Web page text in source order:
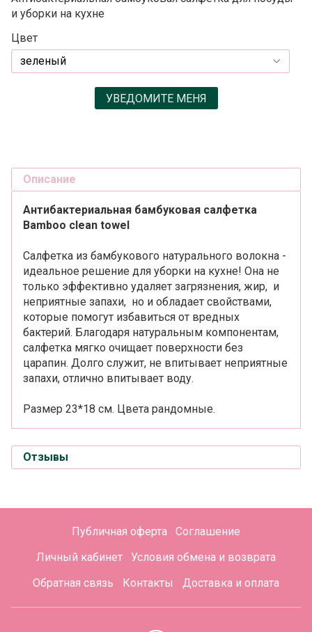
и уборки на кухне
Цвет
УВЕДОМИТЕ МЕНЯ
Описание
Антибактериальная бамбуковая салфетка
Bamboo clean towel
Салфетка из бамбукового натурального волокна -
идеальное решение для уборки на кухне! Она не
только эффективно удаляет загрязнения, жир, и
неприятные запахи, но и обладает свойствами,
которые помогут избавиться от вредных
бактерий. Благодаря натуральным компонентам,
салфетка мягко очищает поверхности без
царапин. Долго служит, не впитывает неприятные
запахи, отлично впитывает воду.
Размер 23*18 см. Цвета рандомные.
Отзывы
Публичная оферта
Соглашение
Личный кабинет
Условия обмена и возврата
Обратная связь
Контакты Доставка и оплата